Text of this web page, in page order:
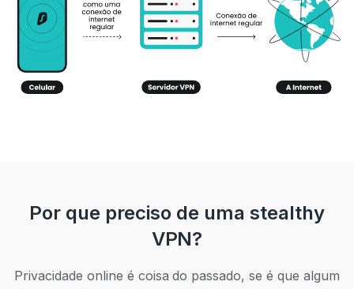
Por que preciso de uma stealthy
VPN?
Privacidade online é coisa do passado, se é que algum